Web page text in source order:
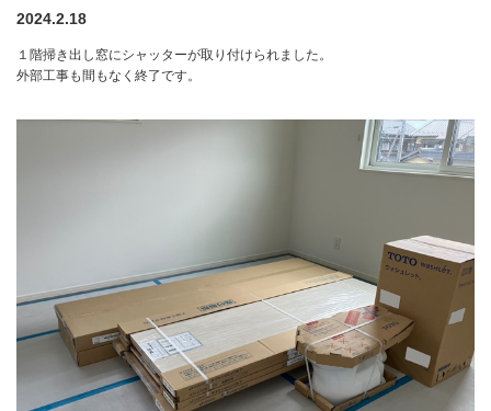
2024.2.18
１階掃き出し窓にシャッターが取り付けられました。
外部工事も間もなく終了です。